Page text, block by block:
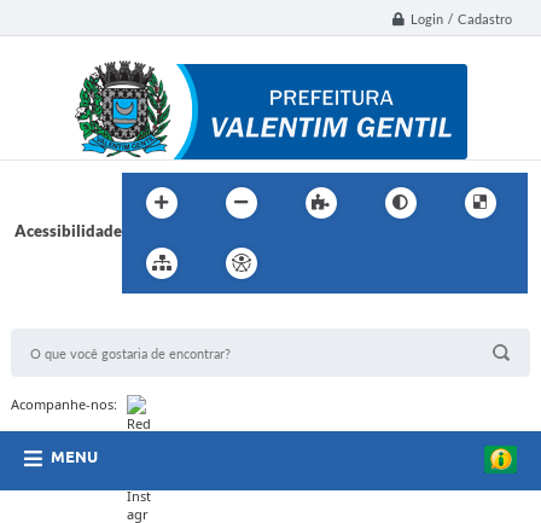
Login / Cadastro
Acessibilidade
Acompanhe-nos:
MENU